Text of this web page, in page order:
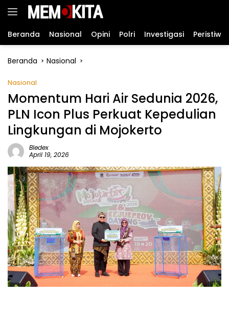
Langsung
Beranda Nasional Opini Polri Investigasi Peristiwa
Beranda Nasional
Nasional
Momentum Hari Air Sedunia 2026,
PLN Icon Plus Perkuat Kepedulian
Lingkungan di Mojokerto
Bledex
April 19, 2026